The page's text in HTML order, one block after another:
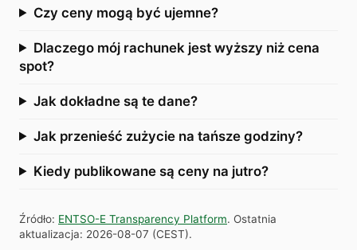
Czy ceny mogą być ujemne?
Dlaczego mój rachunek jest wyższy niż cena
spot?
Jak dokładne są te dane?
Jak przenieść zużycie na tańsze godziny?
Kiedy publikowane są ceny na jutro?
Źródło: ENTSO-E Transparency Platform. Ostatnia
aktualizacja: 2026-08-07 (CEST).